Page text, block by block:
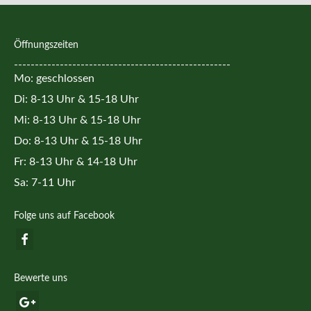
Öffnungszeiten
----------------------------------------------------
Mo: geschlossen
Di: 8-13 Uhr & 15-18 Uhr
Mi: 8-13 Uhr & 15-18 Uhr
Do: 8-13 Uhr & 15-18 Uhr
Fr: 8-13 Uhr & 14-18 Uhr
Sa: 7-11 Uhr
Folge uns auf Facebook
Bewerte uns